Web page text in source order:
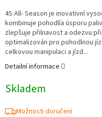
Skladem
Možnosti doručení
4S All- Season je inovativní
kombinuje pohodlía úsporu
zlepšuje přilnavost a odezvu
optimalizován pro pohodlnou
celkovou manipulaci a jízd...
Detailní informace